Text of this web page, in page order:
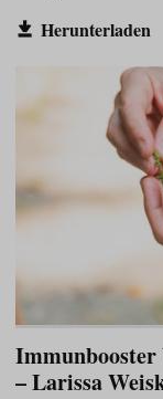
Herunterladen
Immunbooster
– Larissa